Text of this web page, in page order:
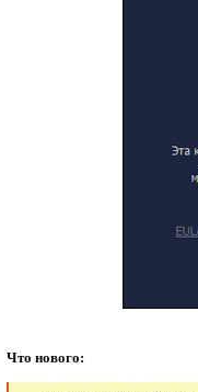
Что нового: